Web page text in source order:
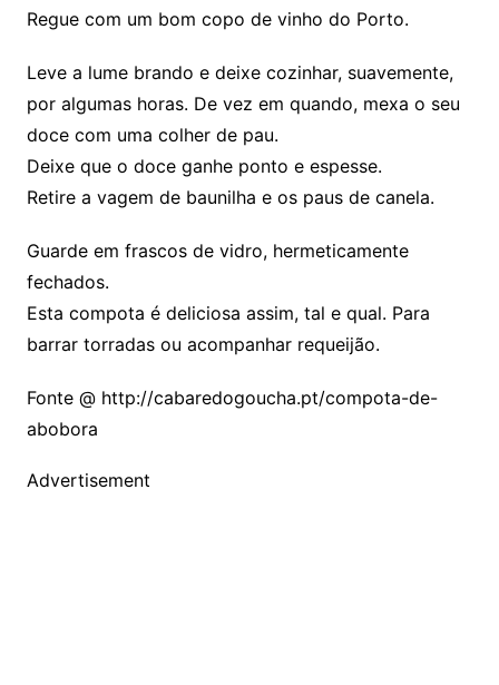
Regue com um bom copo de vinho do Porto.
Leve a lume brando e deixe cozinhar, suavemente,
por algumas horas. De vez em quando, mexa o seu
doce com uma colher de pau.
Deixe que o doce ganhe ponto e espesse.
Retire a vagem de baunilha e os paus de canela.
Guarde em frascos de vidro, hermeticamente
fechados.
Esta compota é deliciosa assim, tal e qual. Para
barrar torradas ou acompanhar requeijão.
Fonte @ http://cabaredogoucha.pt/compota-de-
abobora
Advertisement